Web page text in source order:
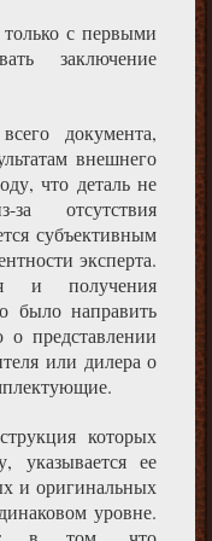
с первыми
заключение
документа,
внешнего
что деталь не
за отсутствия
субъективным
эксперта.
и получения
было направить
о представлении
или дилера о
которых
указывается ее
и оригинальных
уровне.